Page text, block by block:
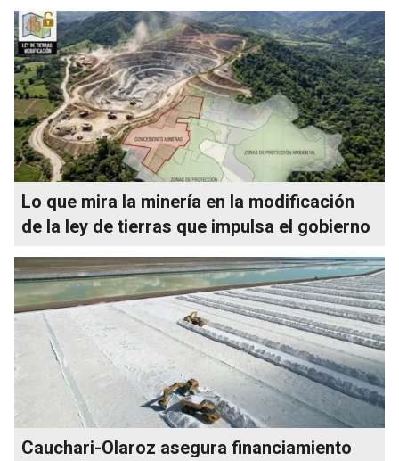
Lo que mira la minería en la modificación
de la ley de tierras que impulsa el gobierno
Cauchari-Olaroz asegura financiamiento